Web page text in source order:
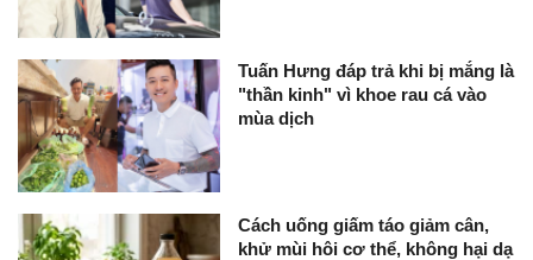
Tuấn Hưng đáp trả khi bị mắng là
"thần kinh" vì khoe rau cá vào
mùa dịch
Cách uống giấm táo giảm cân,
khử mùi hôi cơ thể, không hại dạ